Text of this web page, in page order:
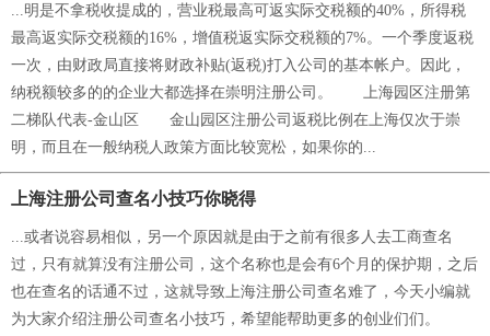
...明是不拿税收提成的，营业税最高可返实际交税额的40%，所得税
最高返实际交税额的16%，增值税返实际交税额的7%。一个季度返税
一次，由财政局直接将财政补贴(返税)打入公司的基本帐户。因此，
纳税额较多的的企业大都选择在崇明注册公司。 上海园区注册第
二梯队代表-金山区 金山园区注册公司返税比例在上海仅次于崇
明，而且在一般纳税人政策方面比较宽松，如果你的...
上海注册公司查名小技巧你晓得
...或者说容易相似，另一个原因就是由于之前有很多人去工商查名
过，只有就算没有注册公司，这个名称也是会有6个月的保护期，之后
也在查名的话通不过，这就导致上海注册公司查名难了，今天小编就
为大家介绍注册公司查名小技巧，希望能帮助更多的创业们们。